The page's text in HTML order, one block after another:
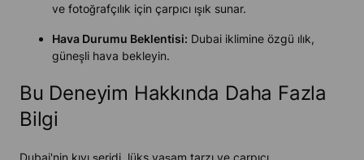
ve fotoğrafçılık için çarpıcı ışık sunar.
Hava Durumu Beklentisi: Dubai iklimine özgü ılık,
güneşli hava bekleyin.
Bu Deneyim Hakkında Daha Fazla
Bilgi
Dubai'nin kıyı şeridi, lüks yaşam tarzı ve çarpıcı